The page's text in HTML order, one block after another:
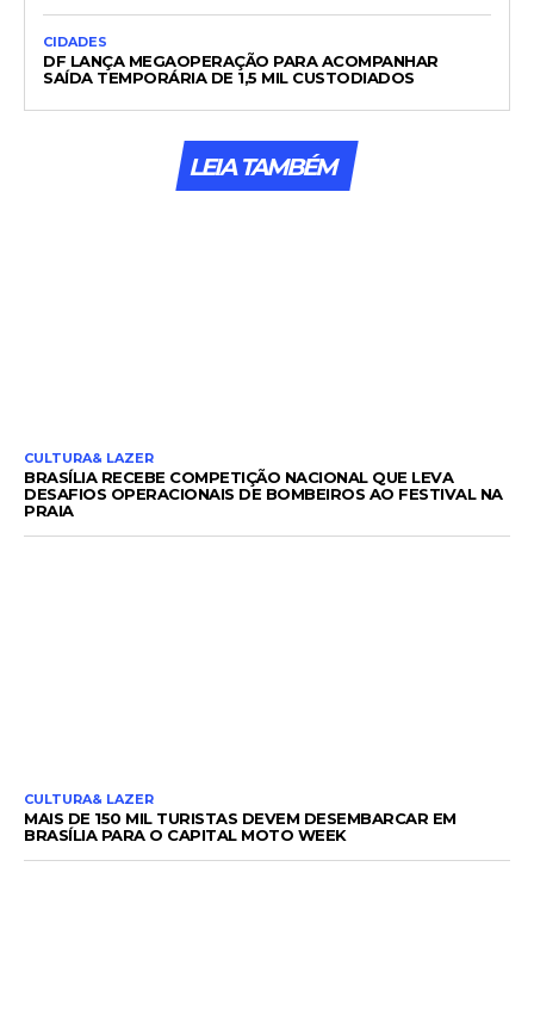
CIDADES
DF LANÇA MEGAOPERAÇÃO PARA ACOMPANHAR
SAÍDA TEMPORÁRIA DE 1,5 MIL CUSTODIADOS
LEIA TAMBÉM
CULTURA& LAZER
BRASÍLIA RECEBE COMPETIÇÃO NACIONAL QUE LEVA
DESAFIOS OPERACIONAIS DE BOMBEIROS AO FESTIVAL NA
PRAIA
CULTURA& LAZER
MAIS DE 150 MIL TURISTAS DEVEM DESEMBARCAR EM
BRASÍLIA PARA O CAPITAL MOTO WEEK